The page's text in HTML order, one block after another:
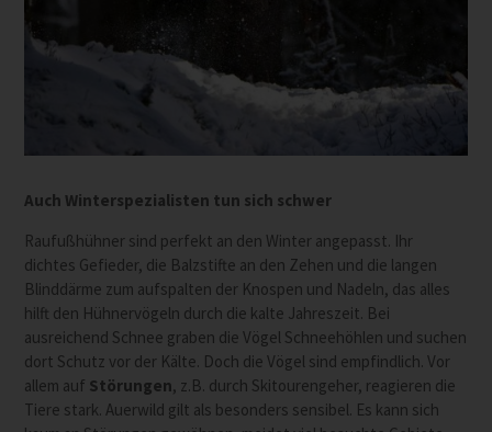
Auch Winterspezialisten tun sich schwer
Raufußhühner sind perfekt an den Winter angepasst. Ihr
dichtes Gefieder, die Balzstifte an den Zehen und die langen
Blinddärme zum aufspalten der Knospen und Nadeln, das alles
hilft den Hühnervögeln durch die kalte Jahreszeit. Bei
ausreichend Schnee graben die Vögel Schneehöhlen und suchen
dort Schutz vor der Kälte. Doch die Vögel sind empfindlich. Vor
allem auf Störungen, z.B. durch Skitourengeher, reagieren die
Tiere stark. Auerwild gilt als besonders sensibel. Es kann sich